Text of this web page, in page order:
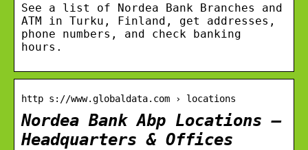
See a list of Nordea Bank Branches and
ATM in Turku, Finland, get addresses,
phone numbers, and check banking
hours.
http s://www.globaldata.com › locations
Nordea Bank Abp Locations –
Headquarters & Offices